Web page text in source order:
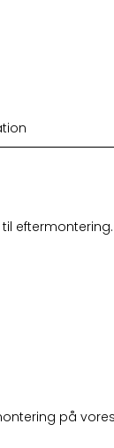
eftermontering.
på